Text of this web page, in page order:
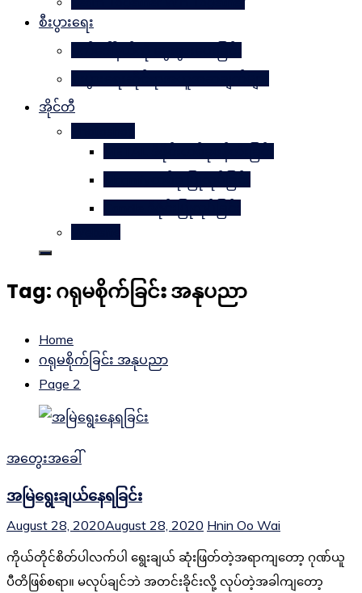
စီးပွားရေး
အိုင်တီ
Tag: ဂရုမစိုက်ခြင်း အနုပညာ
Home
ဂရုမစိုက်ခြင်း အနုပညာ
Page 2
အတွေးအခေါ်
အမြဲရွေးချယ်နေရခြင်း
August 28, 2020August 28, 2020 Hnin Oo Wai
ကိုယ်တိုင်စိတ်ပါလက်ပါ ရွေးချယ် ဆုံးဖြတ်တဲ့အရာကျတော့ ဂုဏ်ယူ
ပီတိဖြစ်စရာ။ မလုပ်ချင်ဘဲ အတင်းခိုင်းလို့ လုပ်တဲ့အခါကျတော့